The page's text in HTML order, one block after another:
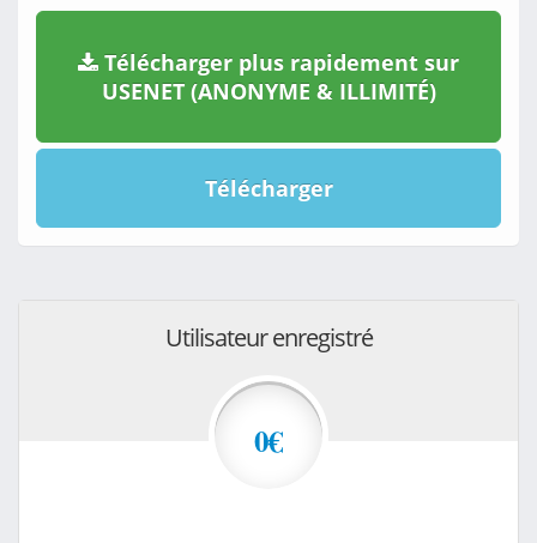
Télécharger plus rapidement sur
USENET (ANONYME & ILLIMITÉ)
Télécharger
Utilisateur enregistré
0€